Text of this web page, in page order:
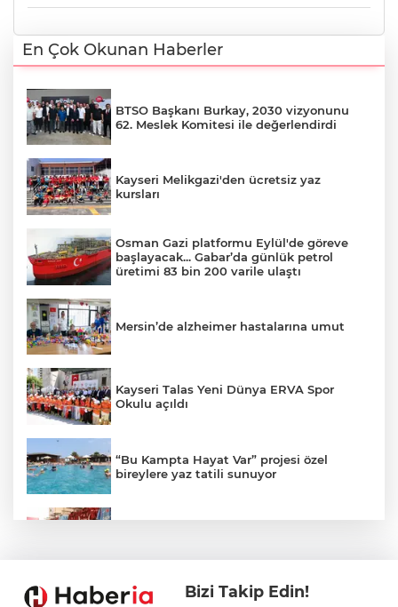
En Çok Okunan Haberler
BTSO Başkanı Burkay, 2030 vizyonunu
62. Meslek Komitesi ile değerlendirdi
Kayseri Melikgazi'den ücretsiz yaz
kursları
Osman Gazi platformu Eylül'de göreve
başlayacak... Gabar’da günlük petrol
üretimi 83 bin 200 varile ulaştı
Mersin’de alzheimer hastalarına umut
Kayseri Talas Yeni Dünya ERVA Spor
Okulu açıldı
“Bu Kampta Hayat Var” projesi özel
bireylere yaz tatili sunuyor
Eskişehir'de kırsal mahallelere yeni su
Bizi Takip Edin!